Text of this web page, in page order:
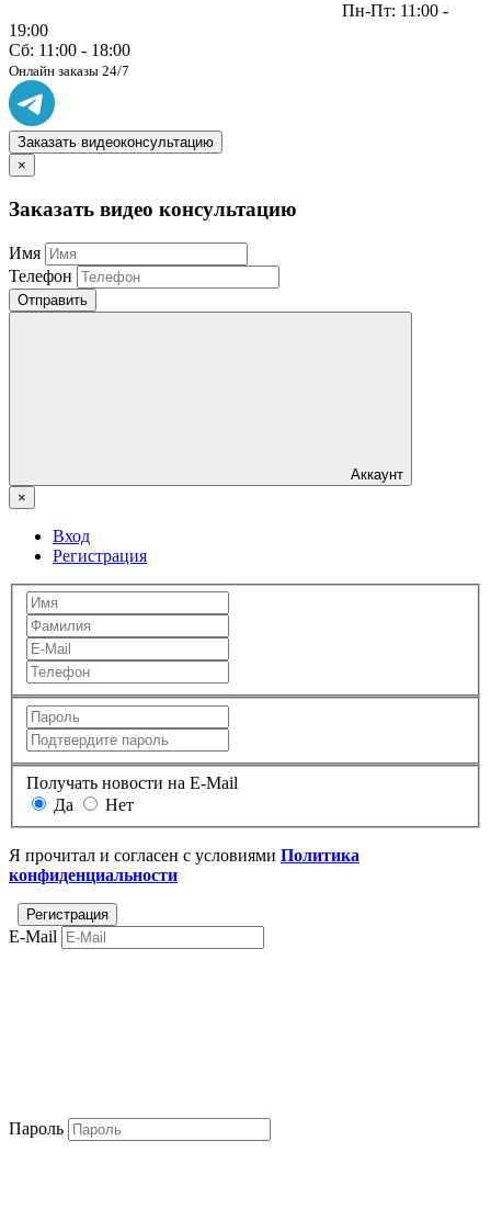
Пн-Пт: 11:00 -
19:00
Сб: 11:00 - 18:00
Онлайн заказы 24/7
Заказать видеоконсультацию
×
Заказать видео консультацию
Имя
Телефон
Отправить
Аккаунт
×
Вход
Регистрация
Получать новости на E-Mail
Да
Нет
Я прочитал и согласен с условиями Политика
конфиденциальности
E-Mail
Пароль